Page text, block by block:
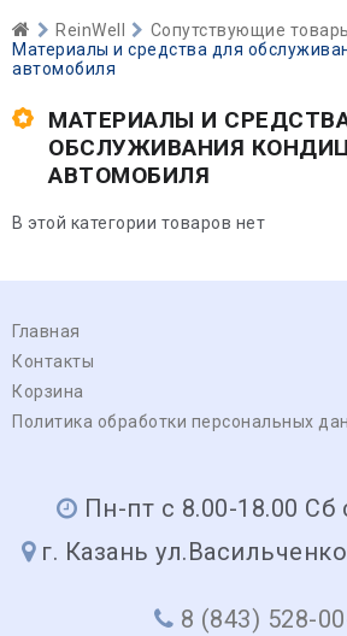
ReinWell
Сопутствующие
Материалы и средства для
автомобиля
МАТЕРИАЛЫ И
ОБСЛУЖИВАНИЯ
АВТОМОБИЛЯ
В этой категории товаров нет
Главная
Контакты
Корзина
Политика обработки персональных
Пн-пт с 8.00-18.00 Сб
г. Казань
8 (843) 528-